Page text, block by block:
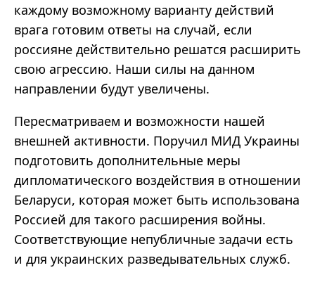
каждому возможному варианту действий
врага готовим ответы на случай, если
россияне действительно решатся расширить
свою агрессию. Наши силы на данном
направлении будут увеличены.
Пересматриваем и возможности нашей
внешней активности. Поручил МИД Украины
подготовить дополнительные меры
дипломатического воздействия в отношении
Беларуси, которая может быть использована
Россией для такого расширения войны.
Соответствующие непубличные задачи есть
и для украинских разведывательных служб.